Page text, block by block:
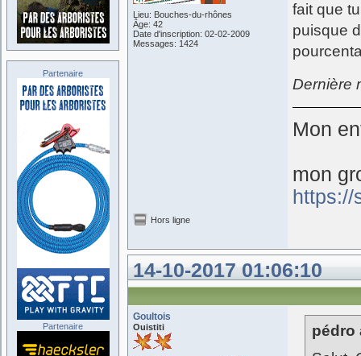
Lieu: Bouches-du-rhônes
Âge: 42
Date d'inscription: 02-02-2009
Messages: 1424
fait que
puisque
Dernière
Mon
mon
Hors ligne
14-10-2017 01:06:10
Goultois
Ouistiti
pédro
Partenaire
Partenaire